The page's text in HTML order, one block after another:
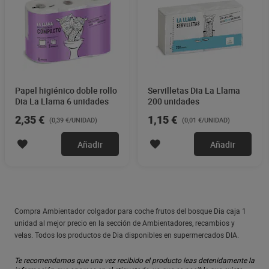
Papel higiénico doble rollo
Dia La Llama 6 unidades
2,35 € (0,39 €/UNIDAD)
Añadir
Servilletas Dia La Llama
200 unidades
1,15 € (0,01 €/UNIDAD)
Añadir
Compra Ambientador colgador para coche frutos del bosque Dia caja 1
unidad al mejor precio en la sección de Ambientadores, recambios y
velas. Todos los productos de Dia disponibles en supermercados DIA.
Te recomendamos que una vez recibido el producto leas detenidamente la